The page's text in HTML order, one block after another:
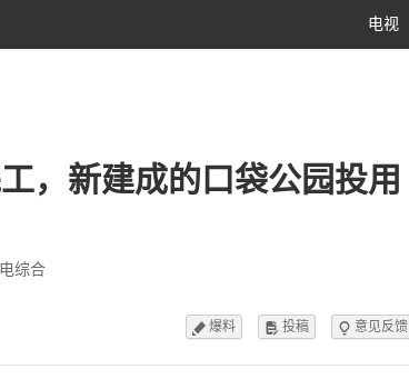
电视
，新建成的口袋公园投用
综合
爆料  投稿  意见反馈